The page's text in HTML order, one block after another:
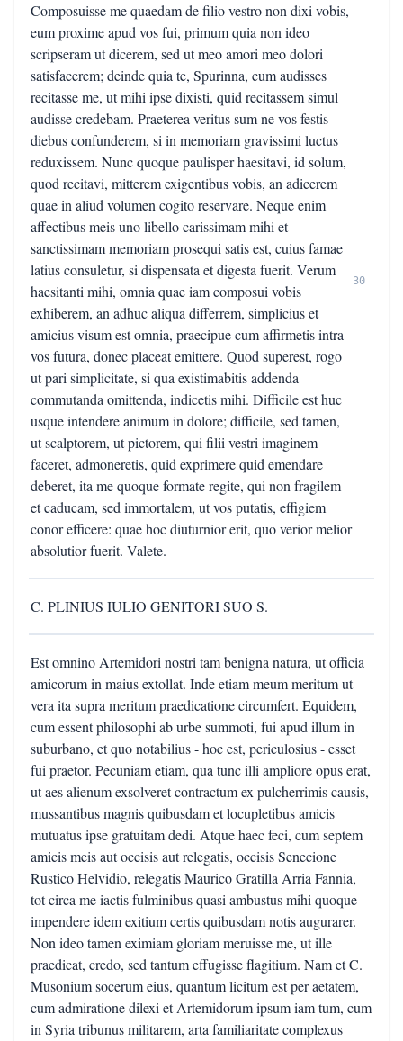
Composuisse me quaedam de filio vestro non dixi vobis,
eum proxime apud vos fui, primum quia non ideo
scripseram ut dicerem, sed ut meo amori meo dolori
satisfacerem; deinde quia te, Spurinna, cum audisses
recitasse me, ut mihi ipse dixisti, quid recitassem simul
audisse credebam. Praeterea veritus sum ne vos festis
diebus confunderem, si in memoriam gravissimi luctus
reduxissem. Nunc quoque paulisper haesitavi, id solum,
quod recitavi, mitterem exigentibus vobis, an adicerem
quae in aliud volumen cogito reservare. Neque enim
affectibus meis uno libello carissimam mihi et
sanctissimam memoriam prosequi satis est, cuius famae
latius consuletur, si dispensata et digesta fuerit. Verum
haesitanti mihi, omnia quae iam composui vobis
exhiberem, an adhuc aliqua differrem, simplicius et
amicius visum est omnia, praecipue cum affirmetis intra
vos futura, donec placeat emittere. Quod superest, rogo
ut pari simplicitate, si qua existimabitis addenda
commutanda omittenda, indicetis mihi. Difficile est huc
usque intendere animum in dolore; difficile, sed tamen,
ut scalptorem, ut pictorem, qui filii vestri imaginem
faceret, admoneretis, quid exprimere quid emendare
deberet, ita me quoque formate regite, qui non fragilem
et caducam, sed immortalem, ut vos putatis, effigiem
conor efficere: quae hoc diuturnior erit, quo verior melior
absolutior fuerit. Valete.
30
C. PLINIUS IULIO GENITORI SUO S.
Est omnino Artemidori nostri tam benigna natura, ut officia
amicorum in maius extollat. Inde etiam meum meritum ut
vera ita supra meritum praedicatione circumfert. Equidem,
cum essent philosophi ab urbe summoti, fui apud illum in
suburbano, et quo notabilius - hoc est, periculosius - esset
fui praetor. Pecuniam etiam, qua tunc illi ampliore opus erat,
ut aes alienum exsolveret contractum ex pulcherrimis causis,
mussantibus magnis quibusdam et locupletibus amicis
mutuatus ipse gratuitam dedi. Atque haec feci, cum septem
amicis meis aut occisis aut relegatis, occisis Senecione
Rustico Helvidio, relegatis Maurico Gratilla Arria Fannia,
tot circa me iactis fulminibus quasi ambustus mihi quoque
impendere idem exitium certis quibusdam notis augurarer.
Non ideo tamen eximiam gloriam meruisse me, ut ille
praedicat, credo, sed tantum effugisse flagitium. Nam et C.
Musonium socerum eius, quantum licitum est per aetatem,
cum admiratione dilexi et Artemidorum ipsum iam tum, cum
in Syria tribunus militarem, arta familiaritate complexus